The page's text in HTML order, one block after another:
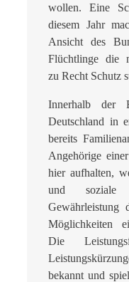
wollen. Eine
diesem Jahr
Ansicht des
Flüchtlinge die
zu Recht Schutz
Innerhalb der
Deutschland in
bereits
Angehörige
hier aufhalten,
und soziale
Gewährleistung
Möglichkeiten
Die
bekannt und